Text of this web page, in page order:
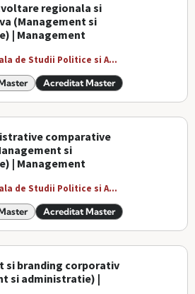
regionala si
(Management si
| Management
de Studii Politice si A...
Acreditat Master
comparative
si
| Management
de Studii Politice si A...
Acreditat Master
si branding corporativ
si administratie) |